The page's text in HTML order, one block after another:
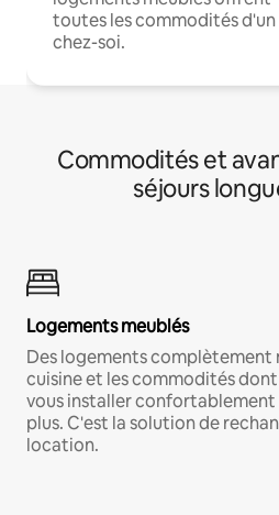
toutes les commodités d'un
chez-soi.
Commodités et
séjours
Logements meublés
Des logements complètement
cuisine et les commodités
vous installer confortablement
plus. C'est la solution de
location.